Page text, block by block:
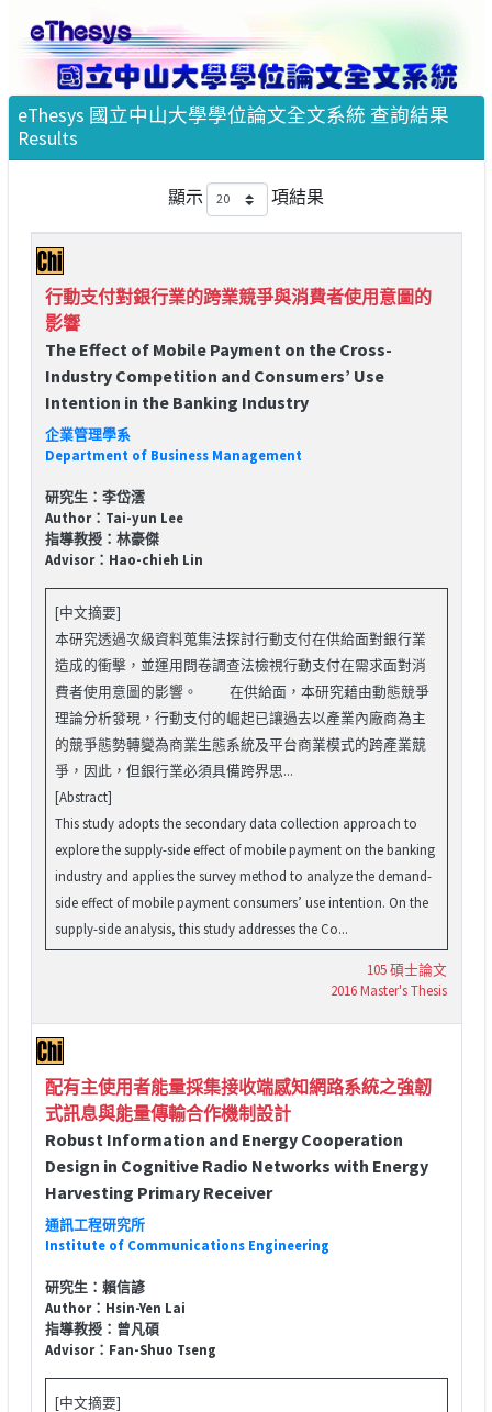
eThesys 國立中山大學學位論文全文系統 查詢結果
Results
顯示 項結果
行動支付對銀行業的跨業競爭與消費者使用意圖的
影響
The Effect of Mobile Payment on the Cross-
Industry Competition and Consumers’ Use
Intention in the Banking Industry
企業管理學系
Department of Business Management
研究生：李岱澐
Author：Tai-yun Lee
指導教授：林豪傑
Advisor：Hao-chieh Lin
[中文摘要]
本研究透過次級資料蒐集法探討行動支付在供給面對銀行業
造成的衝擊，並運用問卷調查法檢視行動支付在需求面對消
費者使用意圖的影響。 在供給面，本研究藉由動態競爭
理論分析發現，行動支付的崛起已讓過去以產業內廠商為主
的競爭態勢轉變為商業生態系統及平台商業模式的跨產業競
爭，因此，但銀行業必須具備跨界思...
[Abstract]
This study adopts the secondary data collection approach to
explore the supply-side effect of mobile payment on the banking
industry and applies the survey method to analyze the demand-
side effect of mobile payment consumers’ use intention. On the
supply-side analysis, this study addresses the Co...
105 碩士論文
2016 Master's Thesis
配有主使用者能量採集接收端感知網路系統之強韌
式訊息與能量傳輸合作機制設計
Robust Information and Energy Cooperation
Design in Cognitive Radio Networks with Energy
Harvesting Primary Receiver
通訊工程研究所
Institute of Communications Engineering
研究生：賴信諺
Author：Hsin-Yen Lai
指導教授：曾凡碩
Advisor：Fan-Shuo Tseng
[中文摘要]